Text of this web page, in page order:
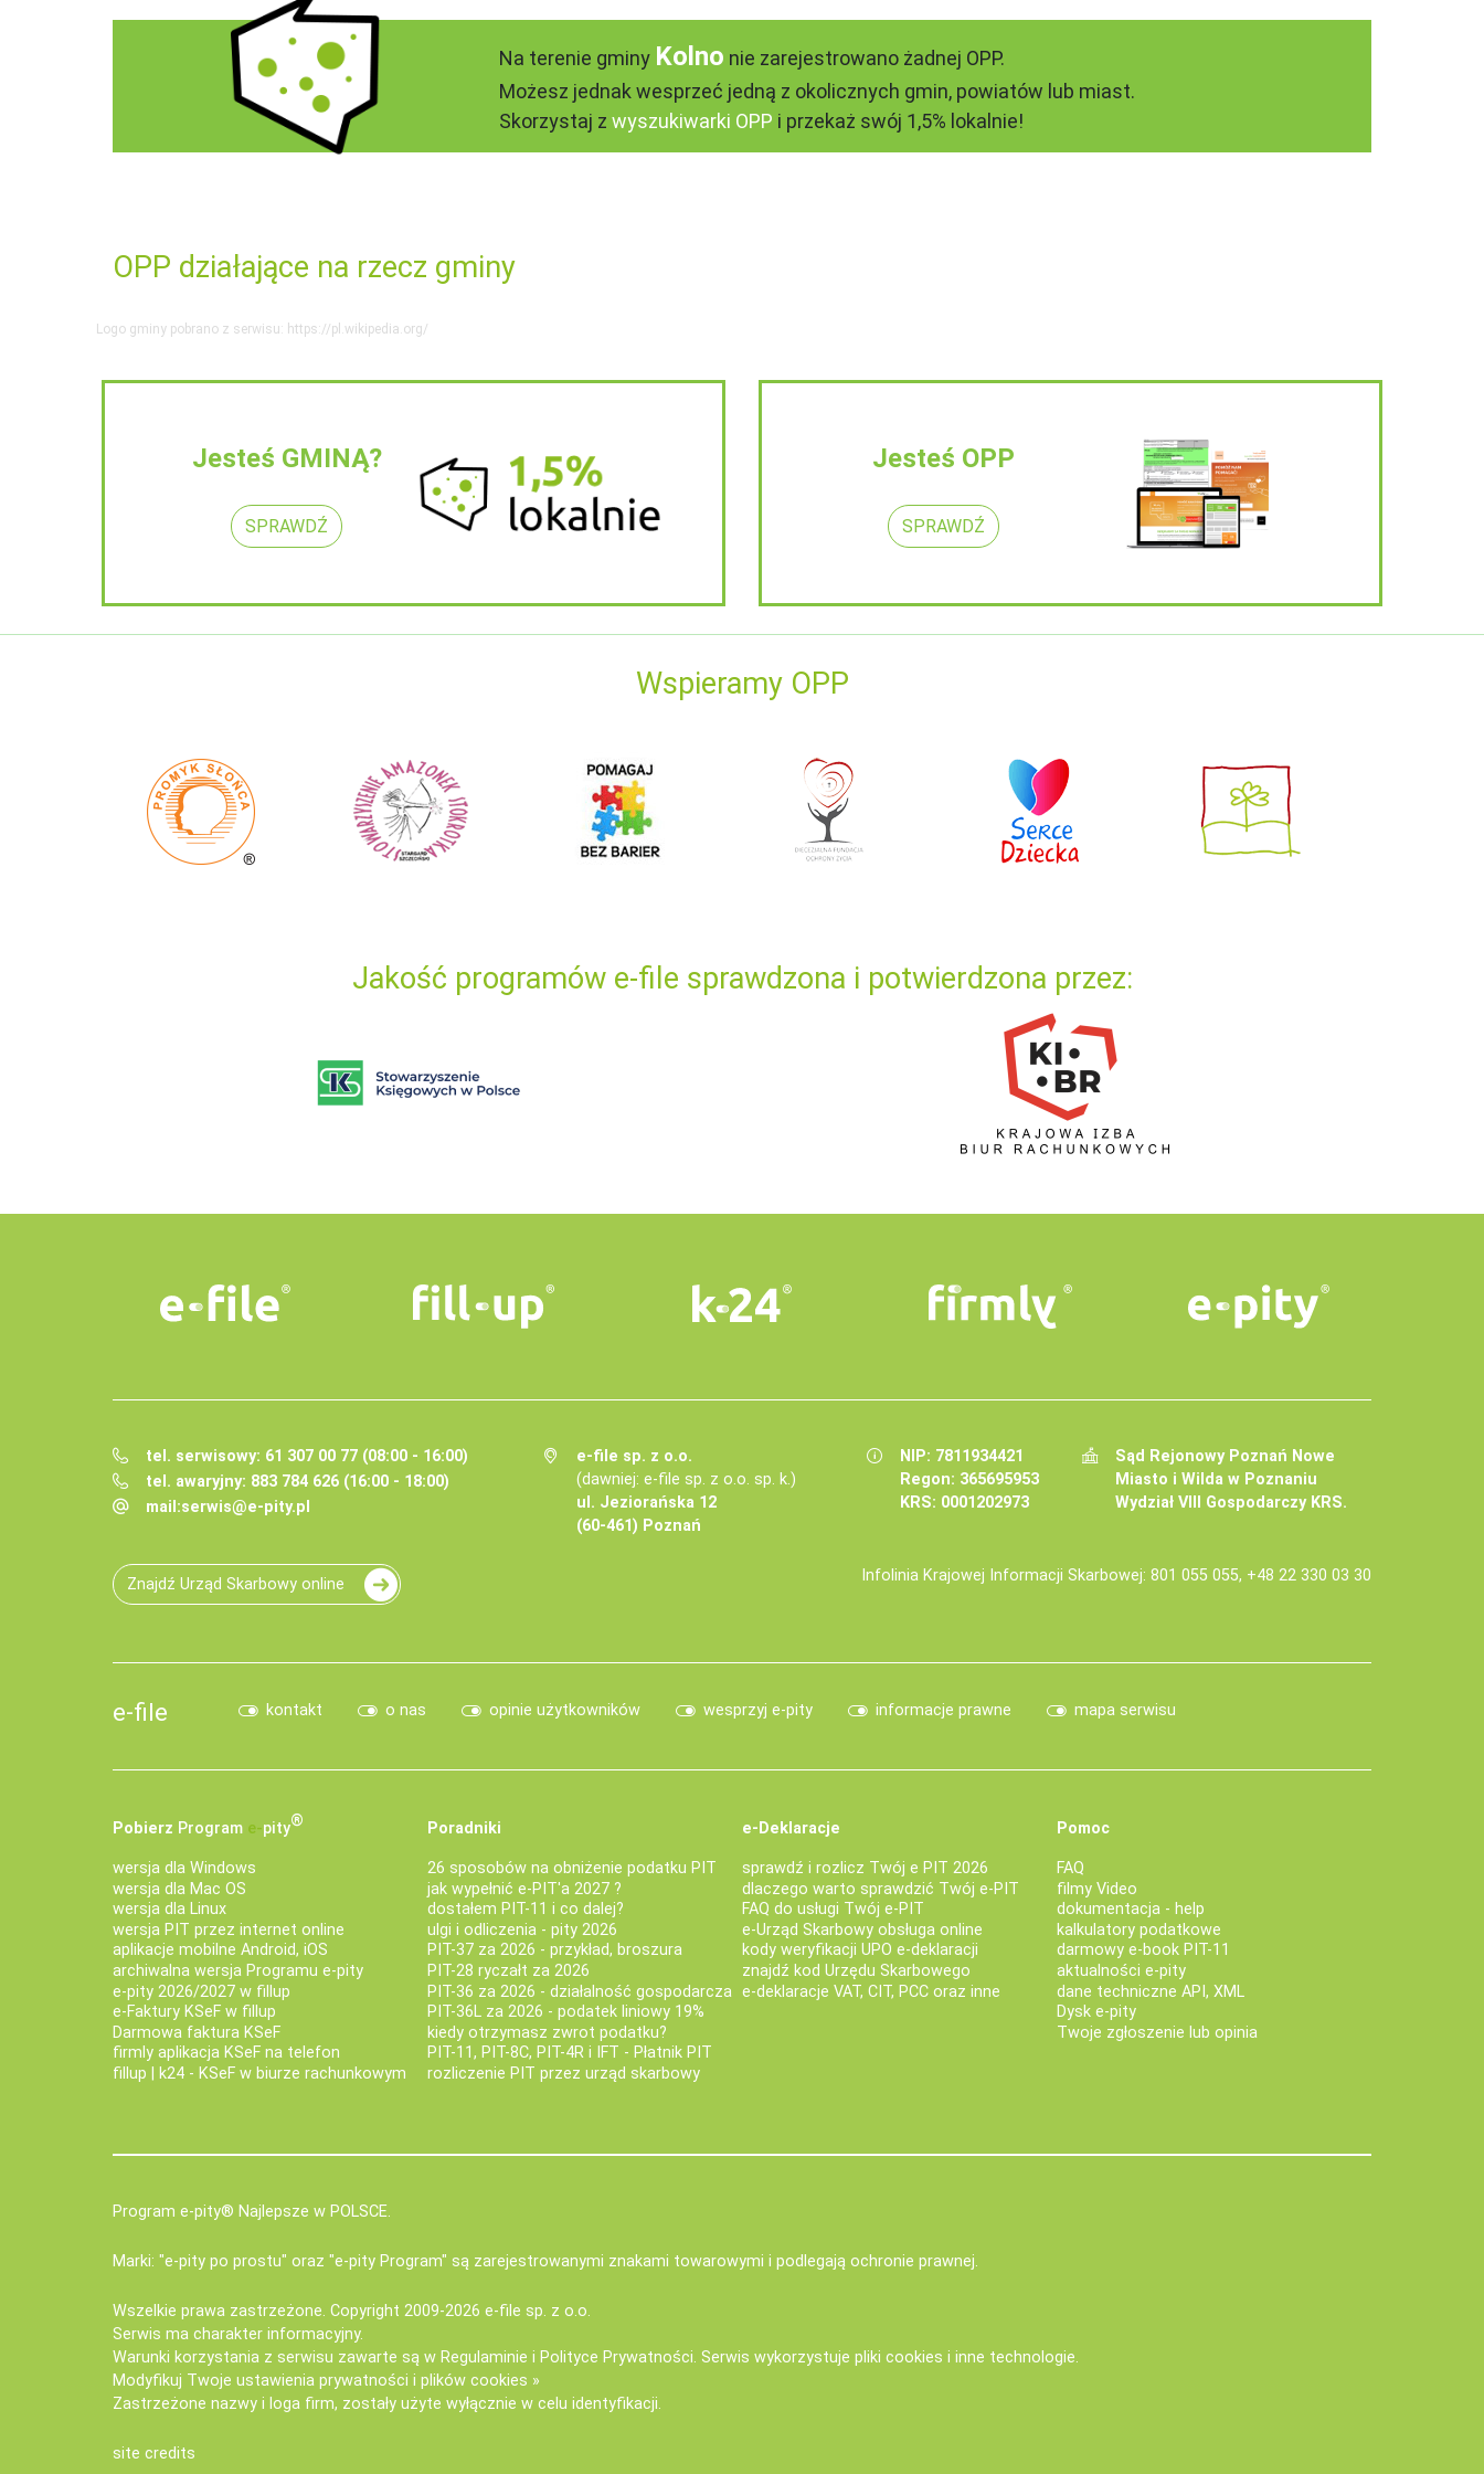
Na terenie gminy Kolno nie zarejestrowano żadnej OPP.
Możesz jednak wesprzeć jedną z okolicznych gmin, powiatów lub miast.
Skorzystaj z wyszukiwarki OPP i przekaż swój 1,5% lokalnie!
OPP działające na rzecz gminy
Logo gminy pobrano z serwisu: https://pl.wikipedia.org/
Jesteś GMINĄ?
SPRAWDŹ
Jesteś OPP
SPRAWDŹ
Wspieramy OPP
Jakość programów e-file sprawdzona i potwierdzona przez:
tel. serwisowy: 61 307 00 77 (08:00 - 16:00)
tel. awaryjny: 883 784 626 (16:00 - 18:00)
mail:serwis@e-pity.pl
e-file sp. z o.o.
(dawniej: e-file sp. z o.o. sp. k.)
ul. Jeziorańska 12
(60-461) Poznań
NIP: 7811934421
Regon: 365695953
KRS: 0001202973
Sąd Rejonowy Poznań Nowe
Miasto i Wilda w Poznaniu
Wydział VIII Gospodarczy KRS.
Znajdź Urząd Skarbowy online Infolinia Krajowej Informacji Skarbowej: 801 055 055, +48 22 330 03 30
e-file kontakt o nas opinie użytkowników wesprzyj e-pity informacje prawne mapa serwisu
Pobierz Program e‑pity®
wersja dla Windows
wersja dla Mac OS
wersja dla Linux
wersja PIT przez internet online
aplikacje mobilne Android, iOS
archiwalna wersja Programu e-pity
e-pity 2026/2027 w fillup
e‑Faktury KSeF w fillup
Darmowa faktura KSeF
firmly aplikacja KSeF na telefon
fillup | k24 - KSeF w biurze rachunkowym
Poradniki
26 sposobów na obniżenie podatku PIT
jak wypełnić e-PIT'a 2027 ?
dostałem PIT-11 i co dalej?
ulgi i odliczenia - pity 2026
PIT-37 za 2026 - przykład, broszura
PIT-28 ryczałt za 2026
PIT-36 za 2026 - działalność gospodarcza
PIT-36L za 2026 - podatek liniowy 19%
kiedy otrzymasz zwrot podatku?
PIT-11, PIT-8C, PIT-4R i IFT - Płatnik PIT
rozliczenie PIT przez urząd skarbowy
e-Deklaracje
sprawdź i rozlicz Twój e PIT 2026
dlaczego warto sprawdzić Twój e-PIT
FAQ do usługi Twój e-PIT
e-Urząd Skarbowy obsługa online
kody weryfikacji UPO e-deklaracji
znajdź kod Urzędu Skarbowego
e-deklaracje VAT, CIT, PCC oraz inne
Pomoc
FAQ
filmy Video
dokumentacja - help
kalkulatory podatkowe
darmowy e-book PIT-11
aktualności e-pity
dane techniczne API, XML
Dysk e-pity
Twoje zgłoszenie lub opinia
Program e-pity® Najlepsze w POLSCE.
Marki: "e-pity po prostu" oraz "e-pity Program" są zarejestrowanymi znakami towarowymi i podlegają ochronie prawnej.
Wszelkie prawa zastrzeżone. Copyright 2009-2026 e-file sp. z o.o.
Serwis ma charakter informacyjny.
Warunki korzystania z serwisu zawarte są w Regulaminie i Polityce Prywatności. Serwis wykorzystuje pliki cookies i inne technologie.
Modyfikuj Twoje ustawienia prywatności i plików cookies »
Zastrzeżone nazwy i loga firm, zostały użyte wyłącznie w celu identyfikacji.
site credits